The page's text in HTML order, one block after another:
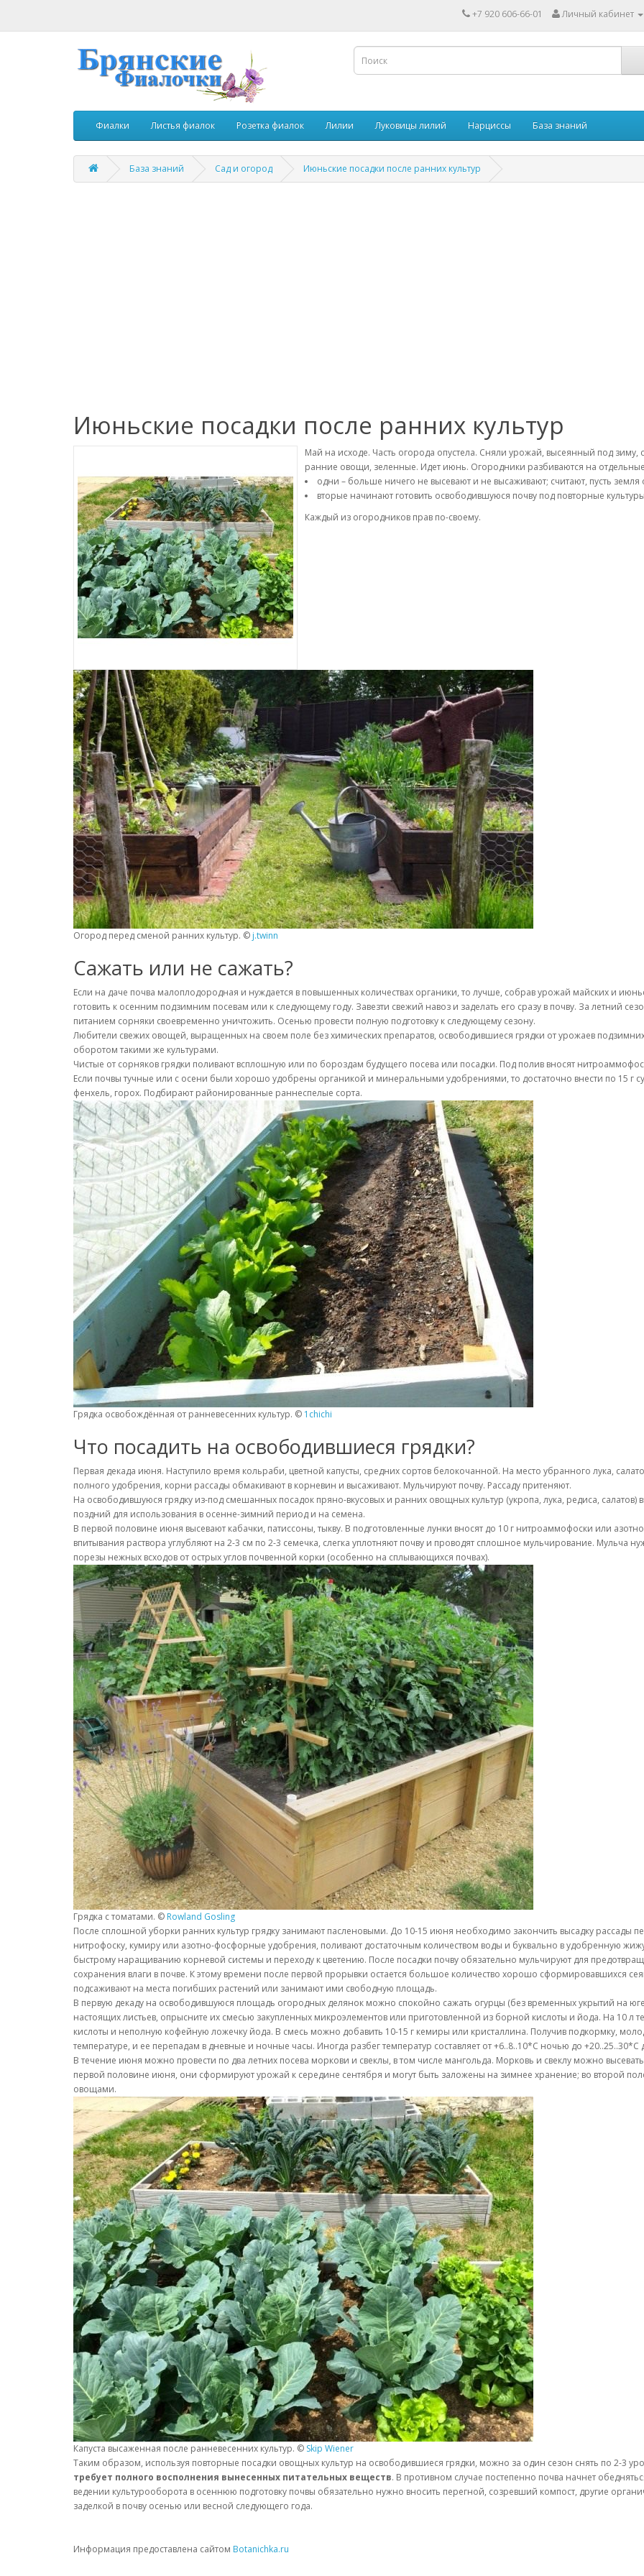
+7 920 606-66-01 Личный кабинет
Фиалки Листья фиалок Розетка фиалок Лилии Луковицы лилий Нарциссы База знаний
База знаний Сад и огород Июньские посадки после ранних культур
Июньские посадки после ранних культур
Май на исходе. Часть огорода опустела. Сняли урожай, высеянный под
ранние овощи, зеленные. Идет июнь. Огородники разбиваются на
одни – больше ничего не высевают и не высаживают; считают, пусть земля
вторые начинают готовить освободившуюся почву под повторные
Каждый из огородников прав по-своему.
Огород перед сменой ранних культур. © j.twinn
Сажать или не сажать?
Если на даче почва малоплодородная и нуждается в повышенных количествах органики, то лучше, собрав урожай майских и
готовить к осенним подзимним посевам или к следующему году. Завезти свежий навоз и заделать его сразу в почву. За летний
питанием сорняки своевременно уничтожить. Осенью провести полную подготовку к следующему сезону.
Любители свежих овощей, выращенных на своем поле без химических препаратов, освободившиеся грядки от урожаев
оборотом такими же культурами.
Чистые от сорняков грядки поливают всплошную или по бороздам будущего посева или посадки. Под полив вносят
Если почвы тучные или с осени были хорошо удобрены органикой и минеральными удобрениями, то достаточно внести по 15 г
фенхель, горох. Подбирают районированные раннеспелые сорта.
Грядка освобождённая от ранневесенних культур. © 1chichi
Что посадить на освободившиеся грядки?
Первая декада июня. Наступило время кольраби, цветной капусты, средних сортов белокочанной. На место убранного лука,
полного удобрения, корни рассады обмакивают в корневин и высаживают. Мульчируют почву. Рассаду притеняют.
На освободившуюся грядку из-под смешанных посадок пряно-вкусовых и ранних овощных культур (укропа, лука, редиса,
поздний для использования в осенне-зимний период и на семена.
В первой половине июня высевают кабачки, патиссоны, тыкву. В подготовленные лунки вносят до 10 г нитроаммофоски или
впитывания раствора углубляют на 2-3 см по 2-3 семечка, слегка уплотняют почву и проводят сплошное мульчирование. Мульча
порезы нежных всходов от острых углов почвенной корки (особенно на сплывающихся почвах).
Грядка с томатами. © Rowland Gosling
После сплошной уборки ранних культур грядку занимают пасленовыми. До 10-15 июня необходимо закончить высадку рассады
нитрофоску, кумиру или азотно-фосфорные удобрения, поливают достаточным количеством воды и буквально в удобренную
быстрому наращиванию корневой системы и переходу к цветению. После посадки почву обязательно мульчируют для
сохранения влаги в почве. К этому времени после первой прорывки остается большое количество хорошо сформировавшихся
подсаживают на места погибших растений или занимают ими свободную площадь.
В первую декаду на освободившуюся площадь огородных делянок можно спокойно сажать огурцы (без временных укрытий на
настоящих листьев, опрысните их смесью закупленных микроэлементов или приготовленной из борной кислоты и йода. На 10 л
кислоты и неполную кофейную ложечку йода. В смесь можно добавить 10-15 г кемиры или кристаллина. Получив подкормку,
температуре, и ее перепадам в дневные и ночные часы. Иногда разбег температур составляет от +6..8..10*С ночью до +20..25..30*С
В течение июня можно провести по два летних посева моркови и свеклы, в том числе мангольда. Морковь и свеклу можно
первой половине июня, они сформируют урожай к середине сентября и могут быть заложены на зимнее хранение; во второй
овощами.
Капуста высаженная после ранневесенних культур. © Skip Wiener
Таким образом, используя повторные посадки овощных культур на освободившиеся грядки, можно за один сезон снять по 2-3
требует полного восполнения вынесенных питательных веществ. В противном случае постепенно почва начнет
ведении культурооборота в осеннюю подготовку почвы обязательно нужно вносить перегной, созревший компост, другие
заделкой в почву осенью или весной следующего года.
Информация предоставлена сайтом Botanichka.ru